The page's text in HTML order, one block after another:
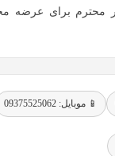
محترم برای
📱 موبایل: 09375525062